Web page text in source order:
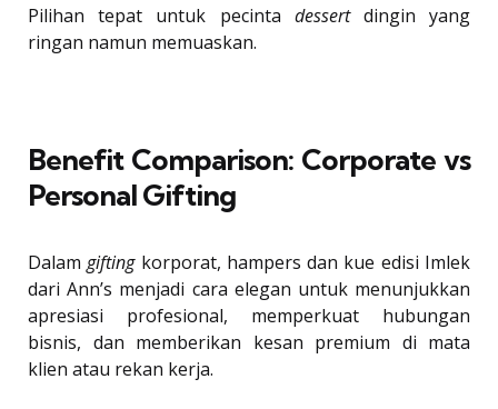
Pilihan tepat untuk pecinta dessert dingin yang
ringan namun memuaskan.
Benefit Comparison: Corporate vs
Personal Gifting
Dalamgifting korporat, hampers dan kue edisi Imlek
dari Ann’s menjadi cara elegan untuk menunjukkan
apresiasi profesional, memperkuat hubungan
bisnis, dan memberikan kesan premium di mata
klien atau rekan kerja.